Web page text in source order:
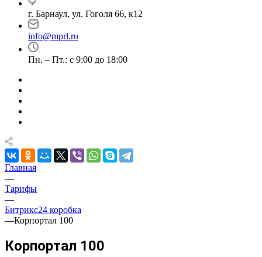
г. Барнаул, ул. Гоголя 66, к12
info@mprl.ru
Пн. – Пт.: с 9:00 до 18:00
Главная
—
Тарифы
—
Битрикс24 коробка
—Корпортал 100
Корпортал 100